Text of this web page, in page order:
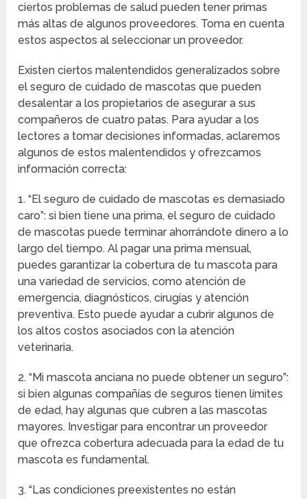
ciertos problemas de salud pueden tener primas
más altas de algunos proveedores. Toma en cuenta
estos aspectos al seleccionar un proveedor.
Existen ciertos malentendidos generalizados sobre
el seguro de cuidado de mascotas que pueden
desalentar a los propietarios de asegurar a sus
compañeros de cuatro patas. Para ayudar a los
lectores a tomar decisiones informadas, aclaremos
algunos de estos malentendidos y ofrezcamos
información correcta:
1. “El seguro de cuidado de mascotas es demasiado
caro”: si bien tiene una prima, el seguro de cuidado
de mascotas puede terminar ahorrándote dinero a lo
largo del tiempo. Al pagar una prima mensual,
puedes garantizar la cobertura de tu mascota para
una variedad de servicios, como atención de
emergencia, diagnósticos, cirugías y atención
preventiva. Esto puede ayudar a cubrir algunos de
los altos costos asociados con la atención
veterinaria.
2. “Mi mascota anciana no puede obtener un seguro”:
si bien algunas compañías de seguros tienen límites
de edad, hay algunas que cubren a las mascotas
mayores. Investigar para encontrar un proveedor
que ofrezca cobertura adecuada para la edad de tu
mascota es fundamental.
3. “Las condiciones preexistentes no están